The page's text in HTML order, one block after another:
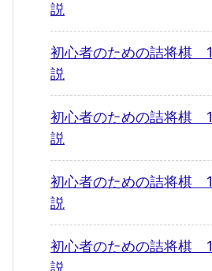
説
初心者のための詰将棋
説
初心者のための詰将棋
説
初心者のための詰将棋
説
初心者のための詰将棋
説